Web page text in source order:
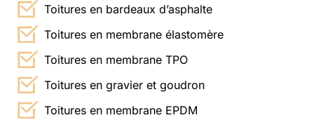
Toitures en bardeaux d’asphalte
Toitures en membrane élastomère
Toitures en membrane TPO
Toitures en gravier et goudron
Toitures en membrane EPDM